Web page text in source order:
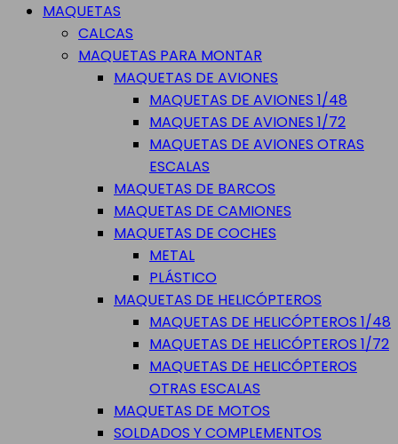
MAQUETAS
CALCAS
MAQUETAS PARA MONTAR
MAQUETAS DE AVIONES
MAQUETAS DE AVIONES 1/48
MAQUETAS DE AVIONES 1/72
MAQUETAS DE AVIONES OTRAS
ESCALAS
MAQUETAS DE BARCOS
MAQUETAS DE CAMIONES
MAQUETAS DE COCHES
METAL
PLÁSTICO
MAQUETAS DE HELICÓPTEROS
MAQUETAS DE HELICÓPTEROS 1/48
MAQUETAS DE HELICÓPTEROS 1/72
MAQUETAS DE HELICÓPTEROS
OTRAS ESCALAS
MAQUETAS DE MOTOS
SOLDADOS Y COMPLEMENTOS